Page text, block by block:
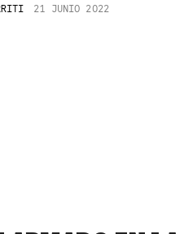
21 JUNIO 2022